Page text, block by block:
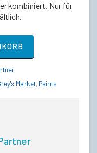
kombiniert. Nur für
Market, Paints